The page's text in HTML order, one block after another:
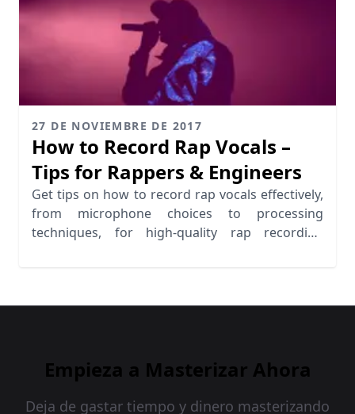
27 DE NOVIEMBRE DE 2017
How to Record Rap Vocals –
Tips for Rappers & Engineers
Get tips on how to record rap vocals effectively,
from microphone choices to processing
techniques, for high-quality rap recording
Empieza a Masterizar Ahora
Deja de gastar tiempo y dinero masterizando